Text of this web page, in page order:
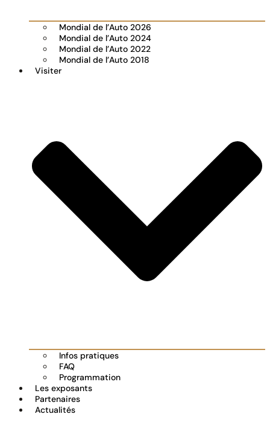
Mondial de l’Auto 2026
Mondial de l’Auto 2024
Mondial de l’Auto 2022
Mondial de l’Auto 2018
Visiter
Infos pratiques
FAQ
Programmation
Les exposants
Partenaires
Actualités